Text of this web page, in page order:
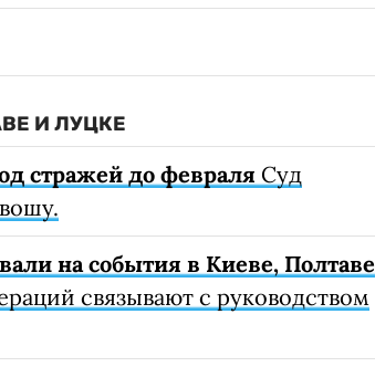
И ЛУЦКЕ
стражей до февраля Суд
на события в Киеве, Полтаве
связывают с руководством